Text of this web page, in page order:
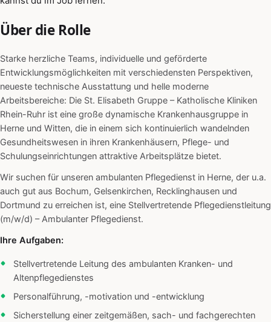
Über die Rolle
Starke herzliche Teams, individuelle und geförderte
Entwicklungsmöglichkeiten mit verschiedensten Perspektiven,
neueste technische Ausstattung und helle moderne
Arbeitsbereiche: Die St. Elisabeth Gruppe – Katholische Kliniken
Rhein-Ruhr ist eine große dynamische Krankenhausgruppe in
Herne und Witten, die in einem sich kontinuierlich wandelnden
Gesundheitswesen in ihren Krankenhäusern, Pflege- und
Schulungseinrichtungen attraktive Arbeitsplätze bietet.
Wir suchen für unseren ambulanten Pflegedienst in Herne, der u.a.
auch gut aus Bochum, Gelsenkirchen, Recklinghausen und
Dortmund zu erreichen ist, eine Stellvertretende Pflegedienstleitung
(m/w/d) – Ambulanter Pflegedienst.
Ihre Aufgaben:
Stellvertretende Leitung des ambulanten Kranken- und
Altenpflegedienstes
Personalführung, -motivation und -entwicklung
Sicherstellung einer zeitgemäßen, sach- und fachgerechten